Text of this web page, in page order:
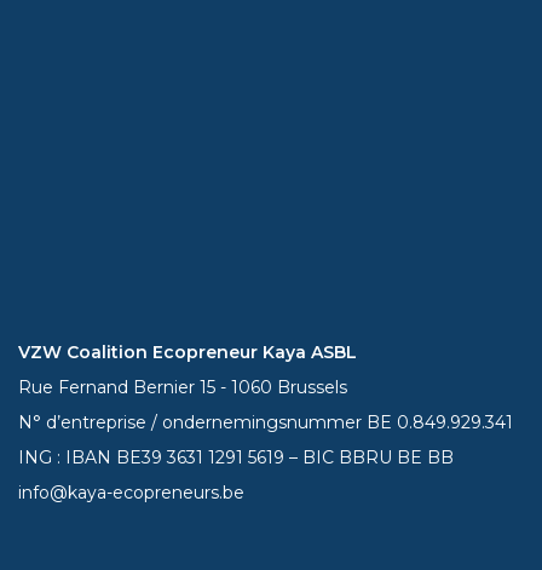
VZW Coalition Ecopreneur Kaya ASBL
Rue Fernand Bernier 15 - 1060 Brussels
N° d’entreprise / ondernemingsnummer BE 0.849.929.341
ING : IBAN BE393631 1291 5619 – BIC BBRU BE BB
info@kaya-ecopreneurs.be